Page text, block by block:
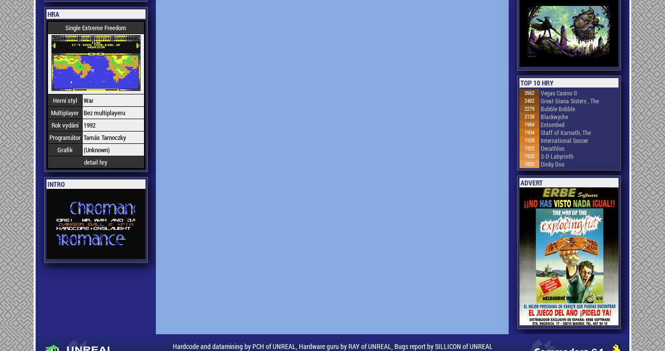
HRA
Single Extreme Freedom
Herní styl
War
Multiplayer Bez multiplayeru
Rok vydání
1992
Programátor Tamás Tarnoczky
Grafik
(Unknown)
detail hry
INTRO
TOP 10 HRY
3562 Vegas Casino II
2402 Great Giana Sisters , The
2279 Bubble Bobble
2138 Blackwyche
1984 Entombed
1934 Staff of Karnath, The
1928 International Soccer
1922 Decathlon
1920 3-D Labyrinth
1893 Dinky Doo
ADVERT
Hardcode and datamining by PCH of UNREAL, Hardware guru by RAY of UNREAL, Bugs report by SILLICON of UNREAL